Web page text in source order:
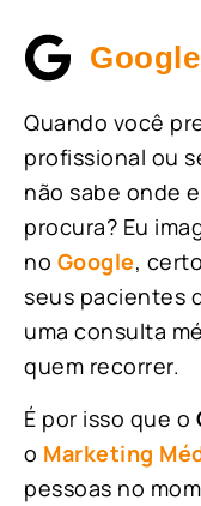
Google
Quando você
profissional ou
não sabe onde
procura? Eu
no Google,
seus pacientes
uma consulta
quem recorrer.
É por isso que o
o Marketing
pessoas no